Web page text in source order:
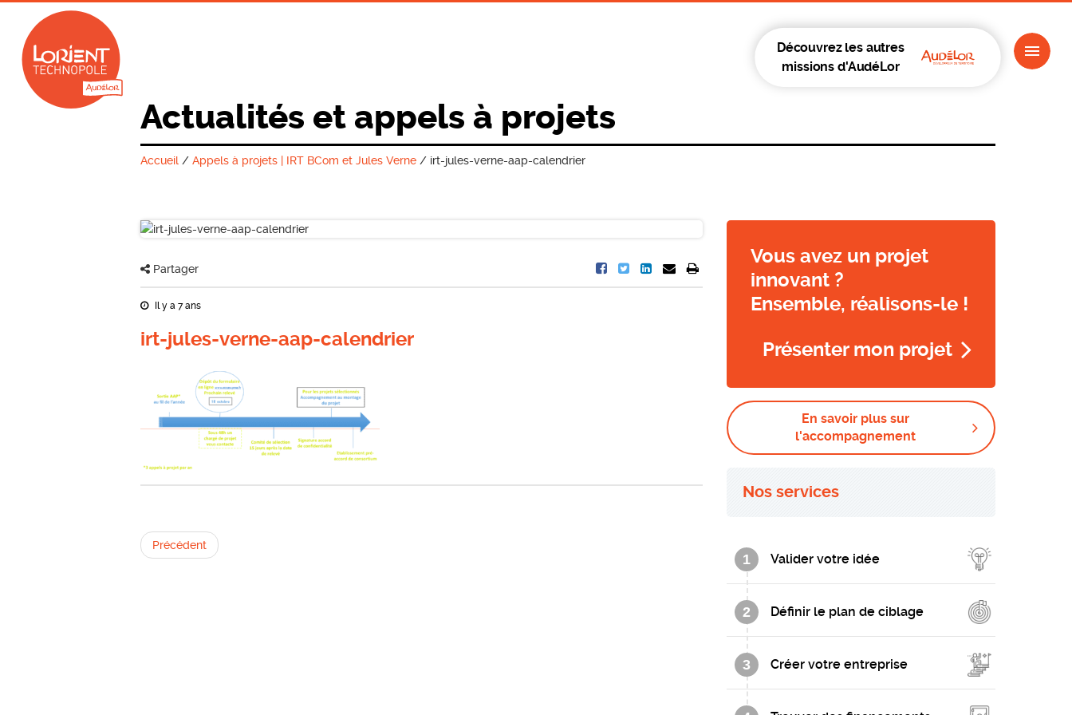
Découvrez les autres
missions d'AudéLor
Actualités et appels à projets
Accueil /Appels à projets | IRT BCom et Jules Verne / irt-jules-verne-aap-calendrier
Partager
Il y a 7 ans
irt-jules-verne-aap-calendrier
Précédent
Vous avez un projet
innovant ?
Ensemble, réalisons-le !
Présenter mon projet
En savoir plus sur
l'accompagnement
Nos services
1 Valider votre idée
2 Définir le plan de ciblage
3 Créer votre entreprise